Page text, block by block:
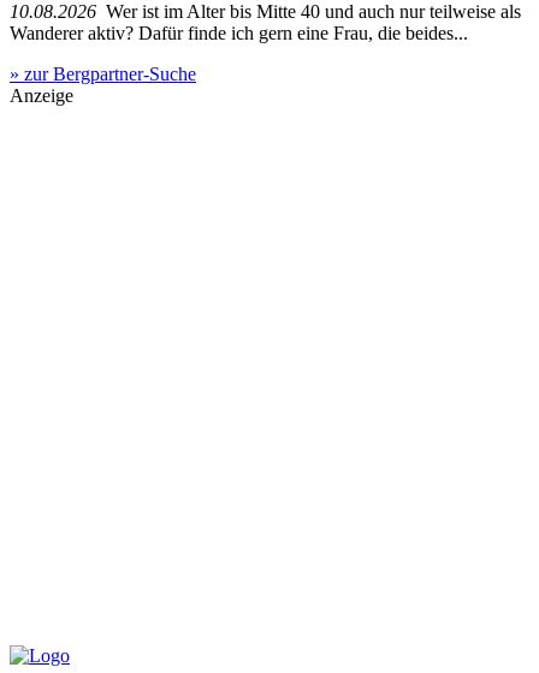
10.08.2026 Wer ist im Alter bis Mitte 40 und auch nur teilweise als
Wanderer aktiv? Dafür finde ich gern eine Frau, die beides...
» zur Bergpartner-Suche
Anzeige